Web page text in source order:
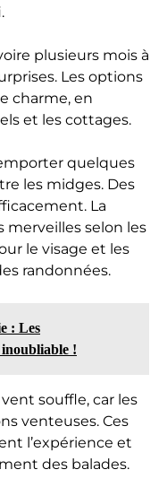
plusieurs mois à
Les options
charme, en
et les cottages.
quelques
les midges. Des
La
merveilles selon les
le visage et les
randonnées.
: Les
!
souffle, car les
venteuses. Ces
l’expérience et
des balades.